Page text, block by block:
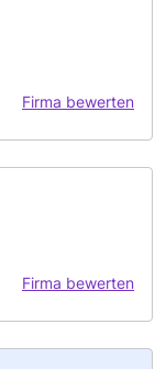
Firma bewerten
Firma bewerten